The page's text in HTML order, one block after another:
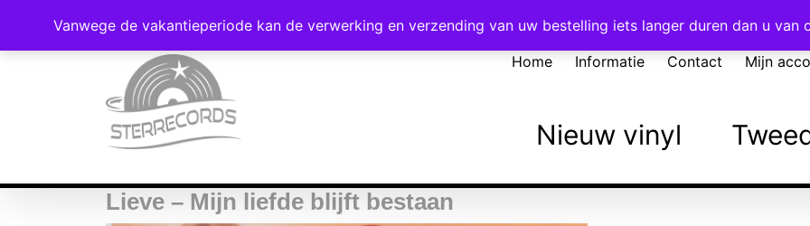
Voor 16:00 besteld = vandaag verzonden!
Home Informatie Contact Mijn
Nieuw vinyl
Lieve – Mijn liefde blijft bestaan
Vanwege de vakantieperiode kan de verwerking en verzending van uw bestelling iets langer duren dan u